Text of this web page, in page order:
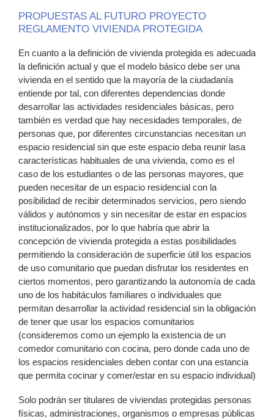
PROPUESTAS AL FUTURO PROYECTO
REGLAMENTO VIVIENDA PROTEGIDA
En cuanto a la definición de vivienda protegida es adecuada
la definición actual y que el modelo básico debe ser una
vivienda en el sentido que la mayoría de la ciudadanía
entiende por tal, con diferentes dependencias donde
desarrollar las actividades residenciales básicas, pero
también es verdad que hay necesidades temporales, de
personas que, por diferentes circunstancias necesitan un
espacio residencial sin que este espacio deba reunir lasa
características habituales de una vivienda, como es el
caso de los estudiantes o de las personas mayores, que
pueden necesitar de un espacio residencial con la
posibilidad de recibir determinados servicios, pero siendo
válidos y autónomos y sin necesitar de estar en espacios
institucionalizados, por lo que habría que abrir la
concepción de vivienda protegida a estas posibilidades
permitiendo la consideración de superficie útil los espacios
de uso comunitario que puedan disfrutar los residentes en
ciertos momentos, pero garantizando la autonomía de cada
uno de los habitáculos familiares o individuales que
permitan desarrollar la actividad residencial sin la obligación
de tener que usar los espacios comunitarios
(consideremos como un ejemplo la existencia de un
comedor comunitario con cocina, pero donde cada uno de
los espacios residenciales deben contar con una estancia
que permita cocinar y comer/estar en su espacio individual)
Solo podrán ser titulares de viviendas protegidas personas
físicas, administraciones, organismos o empresas públicas